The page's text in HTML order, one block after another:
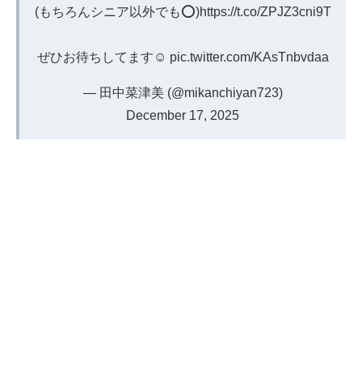
(もちろんシニア以外でも⭕️)https://t.co/ZPJZ3cni9T
ぜひお待ちしてます☺️ pic.twitter.com/KAsTnbvdaa
— 田中菜津美 (@mikanchiyan723)
December 17, 2025